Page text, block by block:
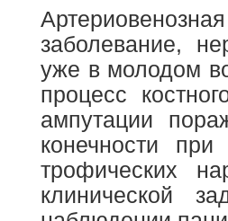
заболевание,
уже в молодом
процесс
ампутации
конечности при
трофических
клинической